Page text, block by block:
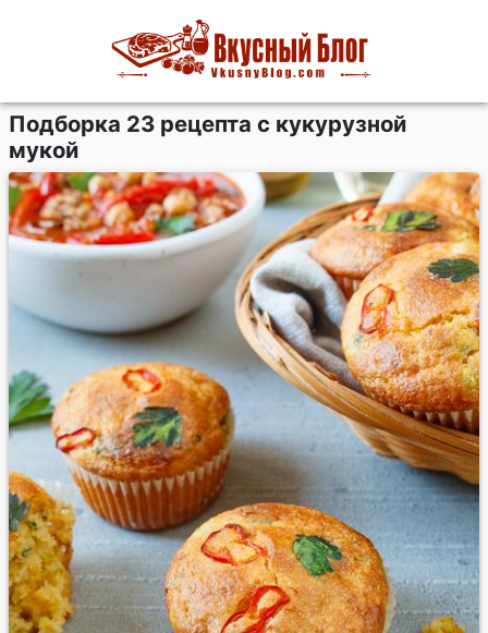
Подборка 23 рецепта с кукурузной
мукой